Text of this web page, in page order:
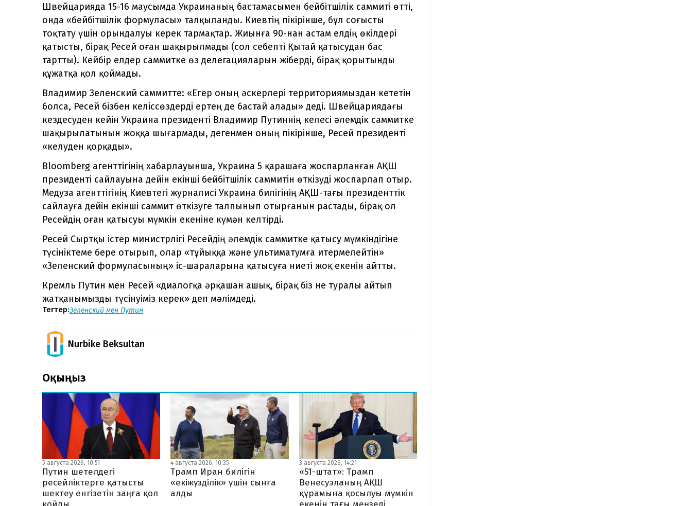
Швейцарияда 15-16 маусымда Украинаның бастамасымен бейбітшілік саммиті өтті,
онда «бейбітшілік формуласы» талқыланды. Киевтің пікірінше, бұл соғысты
тоқтату үшін орындалуы керек тармақтар. Жиынға 90-нан астам елдің өкілдері
қатысты, бірақ Ресей оған шақырылмады (сол себепті Қытай қатысудан бас
тартты). Кейбір елдер саммитке өз делегацияларын жіберді, бірақ қорытынды
құжатқа қол қоймады.
Владимир Зеленский саммитте: «Егер оның әскерлері территориямыздан кететін
болса, Ресей бізбен келіссөздерді ертең де бастай алады» деді. Швейцариядағы
кездесуден кейін Украина президенті Владимир Путиннің келесі әлемдік саммитке
шақырылатынын жоққа шығармады, дегенмен оның пікірінше, Ресей президенті
«келуден қорқады».
Bloomberg агенттігінің хабарлауынша, Украина 5 қарашаға жоспарланған АҚШ
президенті сайлауына дейін екінші бейбітшілік саммитін өткізуді жоспарлап отыр.
Медуза агенттігінің Киевтегі журналисі Украина билігінің АҚШ-тағы президенттік
сайлауға дейін екінші саммит өткізуге талпынып отырғанын растады, бірақ ол
Ресейдің оған қатысуы мүмкін екеніне күмән келтірді.
Ресей Сыртқы істер министрлігі Ресейдің әлемдік саммитке қатысу мүмкіндігіне
түсініктеме бере отырып, олар «тұйыққа және ультиматумға итермелейтін»
«Зеленский формуласының» іс-шараларына қатысуға ниеті жоқ екенін айтты.
Кремль Путин мен Ресей «диалогқа әрқашан ашық, бірақ біз не туралы айтып
жатқанымызды түсінуіміз керек» деп мәлімдеді.
Тегтер:Зеленский мен Путин
Nurbike Beksultan
Оқыңыз
5 августа 2026, 10:51
Путин шетелдегі
ресейліктерге қатысты
шектеу енгізетін заңға қол
4 августа 2026, 10:35
Трамп Иран билігін
«екіжүзділік» үшін сынға
алды
3 августа 2026, 14:21
«51-штат»: Трамп
Венесуэланың АҚШ
құрамына қосылуы мүмкін